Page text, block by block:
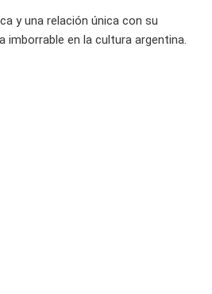
y una relación única con su
imborrable en la cultura argentina.